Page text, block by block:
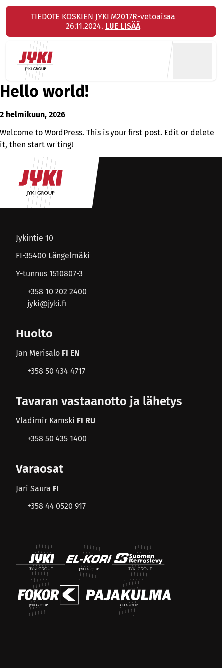
Hyppää
sisältöönTIEDOTE KOSKIEN JYKI M2017R-vetoaisaa
26.11.2024. LUE LISÄÄ
Hello world!
2 helmikuun, 2026
Welcome to WordPress. This is your first post. Edit or delete
it, then start writing!
Jykintie 10
FI-35400 Längelmäki
Y-tunnus 1510807-3
+358 10 202 2400
jyki@jyki.fi
Huolto
Jan Merisalo FI EN
+358 50 434 4717
Tavaran vastaanotto ja lähetys
Vladimir Kamski FI RU
+358 50 435 1400
Varaosat
Jari Saura FI
+358 44 0520 917